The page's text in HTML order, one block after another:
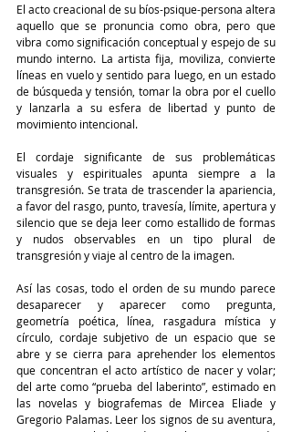
El acto creacional de su bíos-psique-persona altera
aquello que se pronuncia como obra, pero que
vibra como significación conceptual y espejo de su
mundo interno. La artista fija, moviliza, convierte
líneas en vuelo y sentido para luego, en un estado
de búsqueda y tensión, tomar la obra por el cuello
y lanzarla a su esfera de libertad y punto de
movimiento intencional.
El cordaje significante de sus problemáticas
visuales y espirituales apunta siempre a la
transgresión. Se trata de trascender la apariencia,
a favor del rasgo, punto, travesía, límite, apertura y
silencio que se deja leer como estallido de formas
y nudos observables en un tipo plural de
transgresión y viaje al centro de la imagen.
Así las cosas, todo el orden de su mundo parece
desaparecer y aparecer como pregunta,
geometría poética, línea, rasgadura mística y
círculo, cordaje subjetivo de un espacio que se
abre y se cierra para aprehender los elementos
que concentran el acto artístico de nacer y volar;
del arte como “prueba del laberinto”, estimado en
las novelas y biografemas de Mircea Eliade y
Gregorio Palamas. Leer los signos de su aventura,